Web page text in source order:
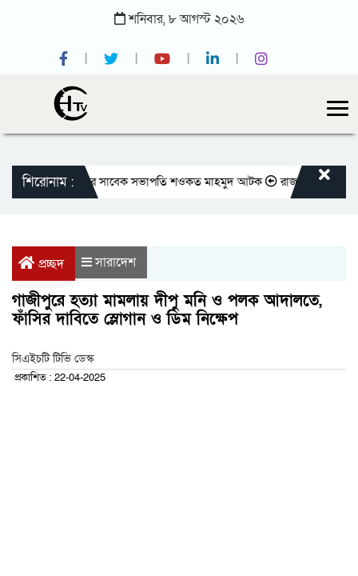
শনিবার,৮আগস্ট ২০২৬
শিরোনাম :
প্রেসক্লাবের সাবেক সভাপতি শওকত মাহমুদ আটক রাজবাড়ীতে বীর
প্রচ্ছদ সারাদেশ
গাজীপুরে হত্যা মামলায় দীপু মনি ও পলক আদালতে,
ফাঁসির দাবিতে স্লোগান ও ডিম নিক্ষেপ
সিএইচটি টিভি ডেস্ক
প্রকাশিত : 22-04-2025